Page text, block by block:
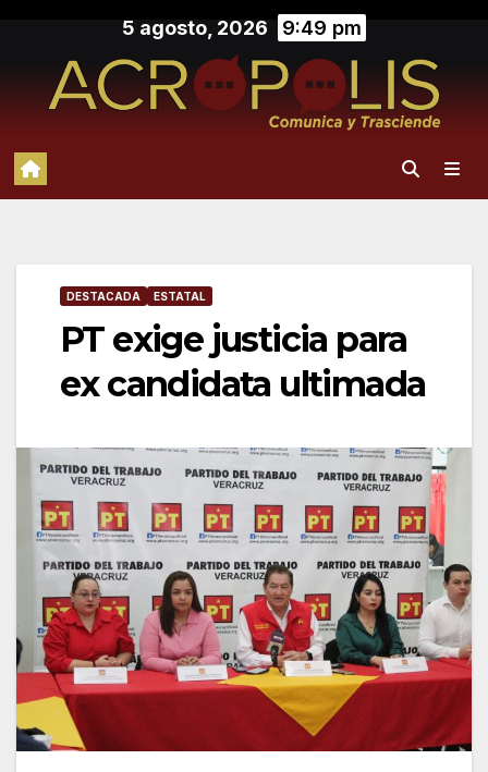
contenido
5 agosto, 2026 9:49 pm
DESTACADA ESTATAL
PT exige justicia para
ex candidata ultimada